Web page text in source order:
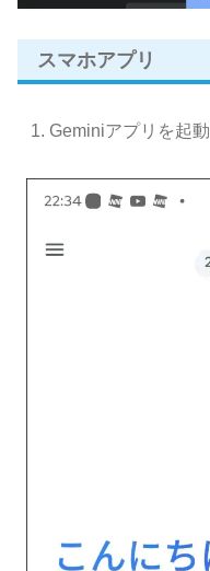
スマホアプリ
Geminiアプリを起動